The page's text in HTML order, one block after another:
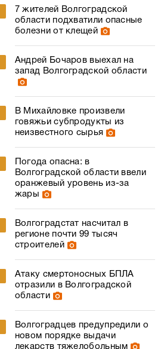
7 жителей Волгоградской
области подхватили опасные
болезни от клещей
Андрей Бочаров выехал на
запад Волгоградской области
В Михайловке произвели
говяжьи субпродукты из
неизвестного сырья
Погода опасна: в
Волгоградской области ввели
оранжевый уровень из-за
жары
Волгоградстат насчитал в
регионе почти 99 тысяч
строителей
Атаку смертоносных БПЛА
отразили в Волгоградской
области
Волгоградцев предупредили о
новом порядке выдачи
лекарств тяжелобольным